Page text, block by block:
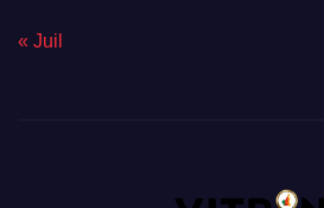
« Juil